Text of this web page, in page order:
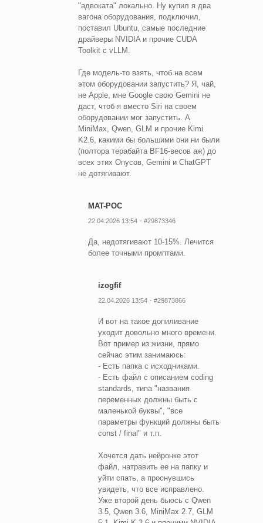
"адвоката" локально. Ну купил я два
вагона оборудования, подключил,
поставил Ubuntu, самые последние
драйверы NVIDIA и прочие CUDA
Toolkit с vLLM.
Где модель-то взять, чтоб на всем
этом оборудовании запустить? Я, чай,
не Apple, мне Google свою Gemini не
даст, чтоб я вместо Siri на своем
оборудовании мог запустить. А
MiniMax, Qwen, GLM и прочие Kimi
K2.6, какими бы большими они ни были
(полтора терабайта BF16-весов аж) до
всех этих Опусов, Gemini и ChatGPT
не дотягивают.
MAT-POC
22.04.2026 13:54 #29873346
Да, недотягивают 10-15%. Лечится
более точными промптами.
izogfif
22.04.2026 13:54 #29873866
И вот на такое допиливание
уходит довольно много времени.
Вот пример из жизни, прямо
сейчас этим занимаюсь:
- Есть папка с исходниками.
- Есть файл с описанием coding
standards, типа "названия
переменных должны быть с
маленькой буквы", "все
параметры функций должны быть
const / final" и т.п.
Хочется дать нейронке этот
файл, натравить ее на папку и
уйти спать, а проснувшись
увидеть, что все исправлено.
Уже второй день бьюсь с Qwen
3.5, Qwen 3.6, MiniMax 2.7, GLM